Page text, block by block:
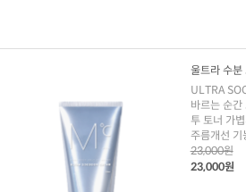
울트라 수분
ULTRA
바르는 순간
투 토너 가
주름개선 기
23,000원
23,000원